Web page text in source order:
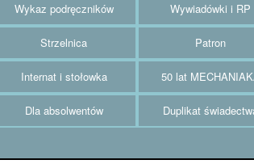
Wykaz podręczników Wywiadówki i RP
Strzelnica Patron
Internat i stołowka 50 lat
Dla absolwentów Duplikat